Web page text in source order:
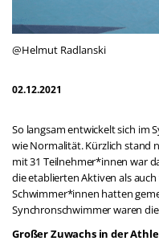
@Helmut Radlanski
02.12.2021
So langsam entwickelt sich im
wie Normalität. Kürzlich stand
mit 31 Teilnehmer*innen war
die etablierten Aktiven als
Schwimmer*innen hatten
Synchronschwimmer waren
Großer Zuwachs in der